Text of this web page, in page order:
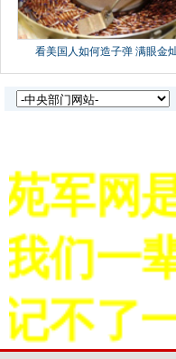
网是
一辈
了一